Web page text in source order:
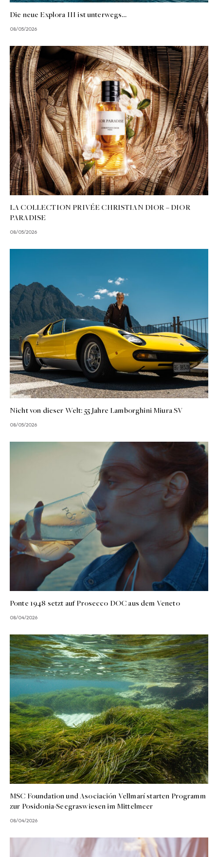
Die neue Explora III ist unterwegs…
08/05/2026
LA COLLECTION PRIVÉE CHRISTIAN DIOR – DIOR
PARADISE
08/05/2026
Nicht von dieser Welt: 55 Jahre Lamborghini Miura SV
08/05/2026
Ponte 1948 setzt auf Prosecco DOC aus dem Veneto
08/04/2026
MSC Foundation und Asociación Vellmarí starten Programm
zur Posidonia-Seegraswiesen im Mittelmeer
08/04/2026